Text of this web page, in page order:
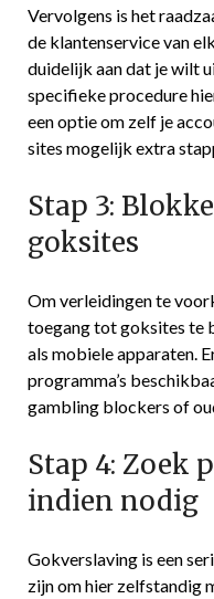
Vervolgens is het
de klantenservice van
duidelijk aan dat je wilt
specifieke procedure
een optie om zelf je
sites mogelijk extra
Stap 3:
goksites
Om verleidingen te
toegang tot goksites te
als mobiele apparaten.
programma’s
gambling blockers of
Stap 4: Zoek
indien nodig
Gokverslaving is een
zijn om hier zelfstandig